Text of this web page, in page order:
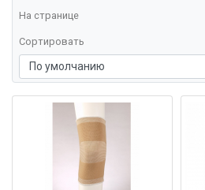
Турмалиновые пояса
Чулки
На странице
Сортировать